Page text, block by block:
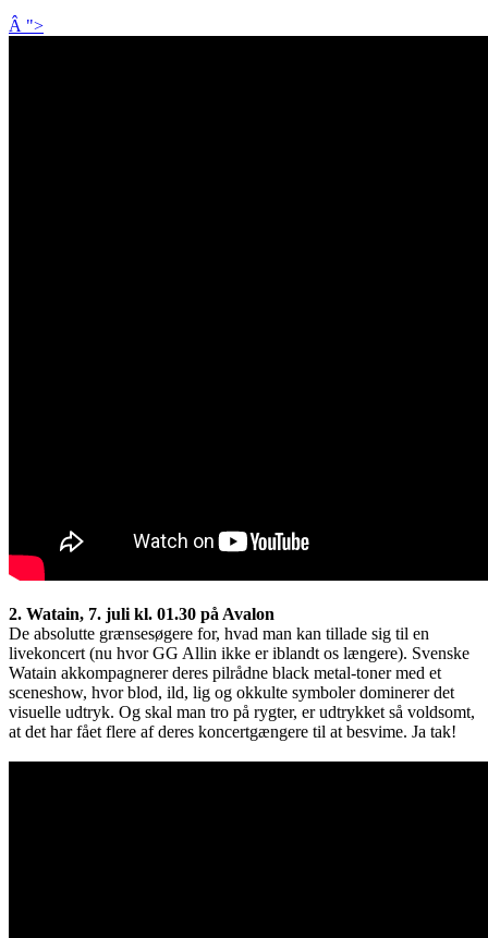
Â ">
2. Watain, 7. juli kl. 01.30 på Avalon
De absolutte grænsesøgere for, hvad man kan tillade sig til en
livekoncert (nu hvor GG Allin ikke er iblandt os længere). Svenske
Watain akkompagnerer deres pilrådne black metal-toner med et
sceneshow, hvor blod, ild, lig og okkulte symboler dominerer det
visuelle udtryk. Og skal man tro på rygter, er udtrykket så voldsomt,
at det har fået flere af deres koncertgængere til at besvime. Ja tak!